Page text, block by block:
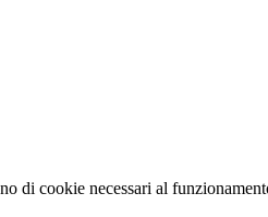
di cookie necessari al